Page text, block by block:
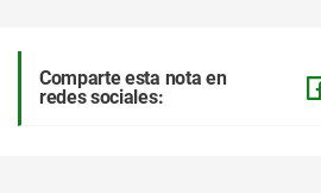
Comparte esta nota en
redes sociales: